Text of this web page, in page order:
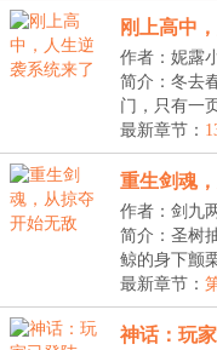
刚上高中
作者：妮露
简介：冬去
门，只有一
到这...
最新章节：
重生剑魂
作者：剑九
简介：圣树
鲸的身下颤
凡...
最新章节：
神话：玩